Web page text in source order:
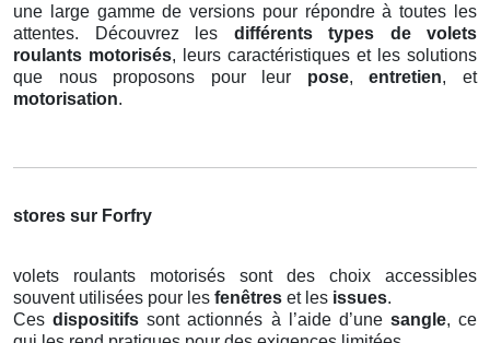
une large gamme de versions pour répondre à toutes les
attentes. Découvrez les différents types de volets
roulants motorisés, leurs caractéristiques et les solutions
que nous proposons pour leur pose,entretien, et
motorisation.
stores sur Forfry
volets roulants motorisés sont des choix accessibles
souvent utilisées pour les fenêtres et les issues.
Cesdispositifs sont actionnés à l’aide d’une sangle, ce